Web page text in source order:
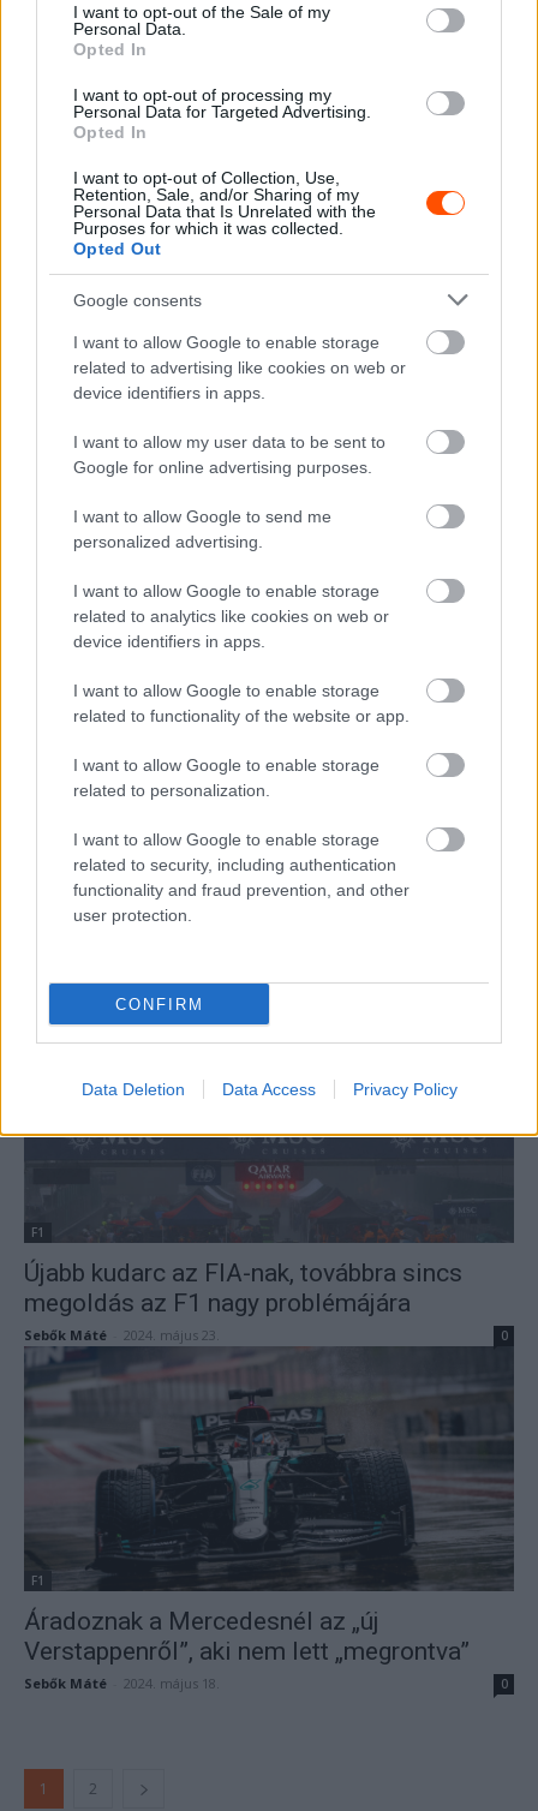
consent section.
I want to opt-out of the Sale of my
Personal Data.
Opted In
I want to opt-out of processing my
Personal Data for Targeted Advertising.
Opted In
I want to opt-out of Collection, Use,
Retention, Sale, and/or Sharing of my
Personal Data that Is Unrelated with the
Purposes for which it was collected.
Opted Out
Google consents
I want to allow Google to enable storage
related to advertising like cookies on web or
device identifiers in apps.
I want to allow my user data to be sent to
Google for online advertising purposes.
I want to allow Google to send me
personalized advertising.
I want to allow Google to enable storage
related to analytics like cookies on web or
device identifiers in apps.
I want to allow Google to enable storage
related to functionality of the website or app.
I want to allow Google to enable storage
related to personalization.
I want to allow Google to enable storage
related to security, including authentication
functionality and fraud prevention, and other
user protection.
CONFIRM
Data Deletion Data Access Privacy Policy
Több mint tíz év után ült ismét F1-es
autóban a világbajnok pilóta (videó)
Sebők Máté - 2025. június 6.
Lehet szoros az idei F1-es szezon, de a
McLaren tűnik most a legjobbnak, a Red Bull
Majer Dániel - 2025. március 1.
Ezért nem kellett a Ferrarinak a Mercedes
olasz tehetsége, aki már 10 évesen
Sebők Máté - 2024. június 1.
F1
Újabb kudarc az FIA-nak, továbbra sincs
megoldás az F1 nagy problémájára
Sebők Máté 2024. május 23. 0
F1
Áradoznak a Mercedesnél az „új
Verstappenről”, aki nem lett „megrontva”
Sebők Máté 2024. május 18. 0
1 2